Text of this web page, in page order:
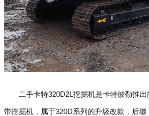
二手卡特320D2L挖掘机是卡特彼勒推
带挖掘机，属于320D系列的升级改款，后